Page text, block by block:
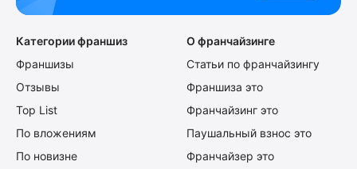
Категории франшиз
Франшизы
Отзывы
Top List
По вложениям
По новизне
О франчайзинге
Статьи по франчайзингу
Франшиза это
Франчайзинг это
Паушальный взнос это
Франчайзер это